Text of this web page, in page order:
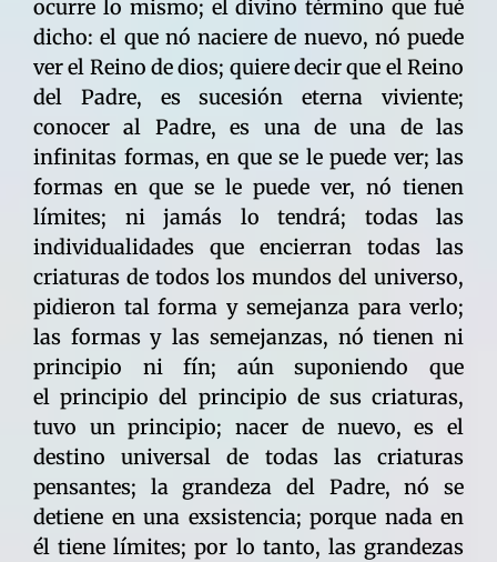
ocurre lo mismo; el divino término que fué
dicho: el que nó naciere de nuevo, nó puede
ver el Reino de dios; quiere decir que el Reino
del Padre, es sucesión eterna viviente;
conocer al Padre, es una de una de las
infinitas formas, en que se le puede ver; las
formas en que se le puede ver, nó tienen
límites; ni jamás lo tendrá; todas las
individualidades que encierran todas las
criaturas de todos los mundos del universo,
pidieron tal forma y semejanza para verlo;
las formas y las semejanzas, nó tienen ni
principio ni fín; aún suponiendo que
el principio del principio de sus criaturas,
tuvo un principio; nacer de nuevo, es el
destino universal de todas las criaturas
pensantes; la grandeza del Padre, nó se
detiene en una exsistencia; porque nada en
él tiene límites; por lo tanto, las grandezas